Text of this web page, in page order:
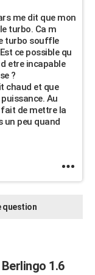
me dit que mon
turbo. Ca m
turbo souffle
ce possible qu
etre incapable
?
chaud et que
Au
de mettre la
un peu quand
question
1.6